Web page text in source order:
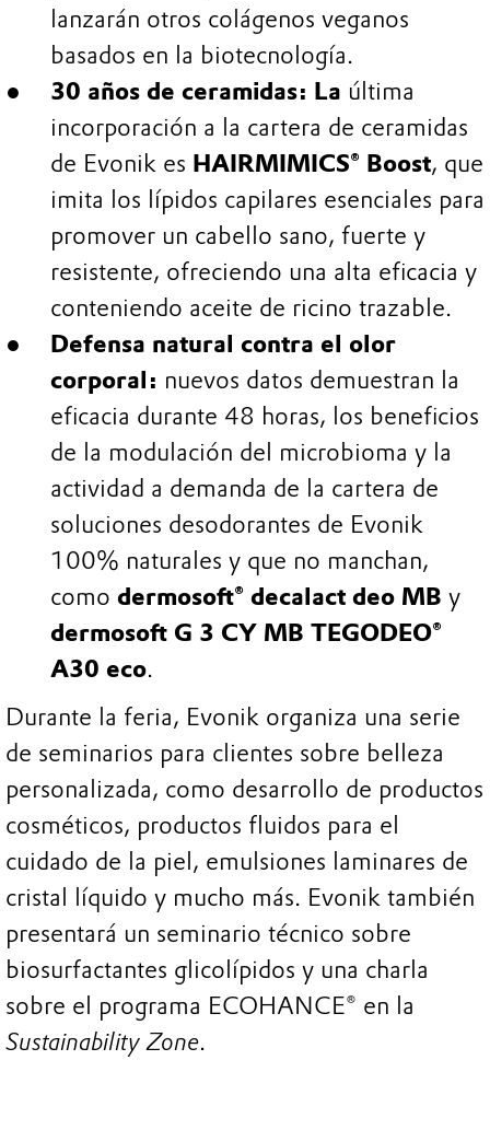
lanzarán otros colágenos veganos
basados en la biotecnología.
30 años de ceramidas: La última
incorporación a la cartera de ceramidas
de Evonik es HAIRMIMICS® Boost, que
imita los lípidos capilares esenciales para
promover un cabello sano, fuerte y
resistente, ofreciendo una alta eficacia y
conteniendo aceite de ricino trazable.
Defensa natural contra el olor
corporal: nuevos datos demuestran la
eficacia durante 48 horas, los beneficios
de la modulación del microbioma y la
actividad a demanda de la cartera de
soluciones desodorantes de Evonik
100% naturales y que no manchan,
como dermosoft® decalact deo MB y
dermosoft G 3 CY MB TEGODEO®
A30 eco.
Durante la feria, Evonik organiza una serie
de seminarios para clientes sobre belleza
personalizada, como desarrollo de productos
cosméticos, productos fluidos para el
cuidado de la piel, emulsiones laminares de
cristal líquido y mucho más. Evonik también
presentará un seminario técnico sobre
biosurfactantes glicolípidos y una charla
sobre el programa ECOHANCE® en la
Sustainability Zone.